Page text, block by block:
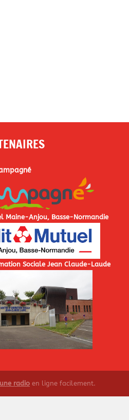
Maine-Anjou, Basse-Normandie
Sociale Jean Claude-Laude
radio en ligne facilement.